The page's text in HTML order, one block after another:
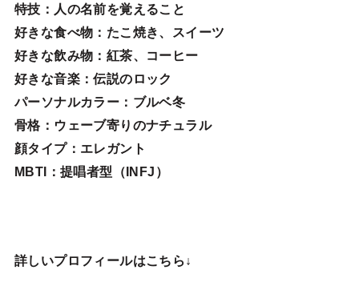
特技 ：人の名前を覚えること
好きな食べ物 ：たこ焼き、スイーツ
好きな飲み物：紅茶、コーヒー
好きな音楽：伝説のロック
パーソナルカラー：ブルベ冬
骨格：ウェーブ寄りのナチュラル
顔タイプ：エレガン ト
MBTI：提唱者型（INFJ）
詳しいプロフィールはこちら↓